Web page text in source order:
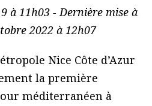
à 11h03 - Dernière mise à
2022 à 12h07
Nice Côte d’Azur
la première
méditerranéen à